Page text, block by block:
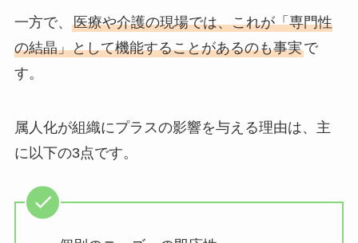
一方で、 医療や介護の現場では、これが「専門性
の結晶」として機能することがあるのも事実で
す。
属人化が組織にプラスの影響を与える理由は、主
に以下の3点です。